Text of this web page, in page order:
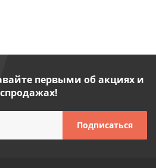
первыми об акциях и